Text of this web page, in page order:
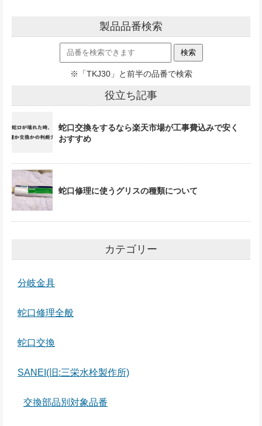
製品品番検索
※「TKJ30」と前半の品番で検索
役立ち記事
蛇口交換をするなら楽天市場が工事費込みで安く
おすすめ
蛇口修理に使うグリスの種類について
カテゴリー
分岐金具
蛇口修理全般
蛇口交換
SANEI(旧:三栄水栓製作所)
交換部品別対象品番